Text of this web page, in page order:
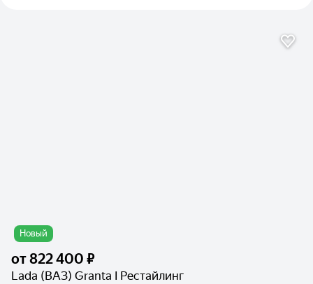
Новый
от822 400 ₽
Lada (ВАЗ) Granta I Рестайлинг